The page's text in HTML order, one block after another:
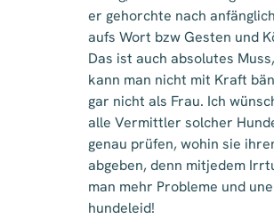
er gehorchte nach
aufs Wort bzw Gesten und
Das ist auch absolutes
kann man nicht mit Kraft
gar nicht als Frau. Ich
alle Vermittler solcher
genau prüfen, wohin sie
abgeben, denn mitjedem
man mehr Probleme und
hundeleid!